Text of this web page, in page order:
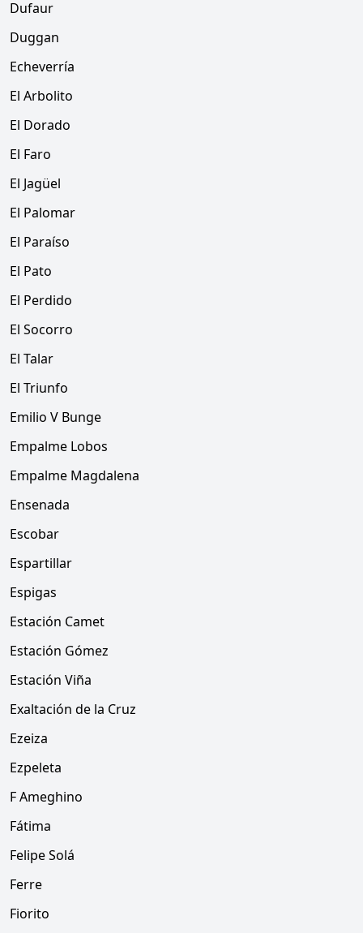
Dufaur
Duggan
Echeverría
El Arbolito
El Dorado
El Faro
El Jagüel
El Palomar
El Paraíso
El Pato
El Perdido
El Socorro
El Talar
El Triunfo
Emilio V Bunge
Empalme Lobos
Empalme Magdalena
Ensenada
Escobar
Espartillar
Espigas
Estación Camet
Estación Gómez
Estación Viña
Exaltación de la Cruz
Ezeiza
Ezpeleta
F Ameghino
Fátima
Felipe Solá
Ferre
Fiorito